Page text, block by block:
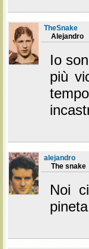
TheSnake
Alejandro
Io
più
alejandro
The snake
Noi
pineta